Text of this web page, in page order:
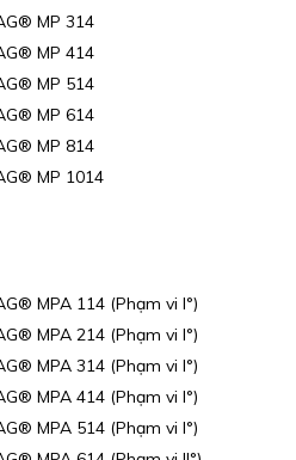
MP 314
MP 414
MP 514
MP 614
MP 814
MP 1014
MPA 114 (Phạm vi I°)
MPA 214 (Phạm vi I°)
MPA 314 (Phạm vi I°)
MPA 414 (Phạm vi I°)
MPA 514 (Phạm vi I°)